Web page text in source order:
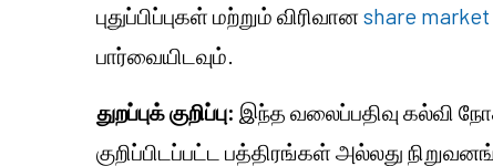
புதுப்பிப்புகள் மற்றும் விரிவானshare
பார்வையிடவும்.
துறப்புக் குறிப்பு: இந்த வலைப்பதிவு கல்வி
குறிப்பிடப்பட்ட பத்திரங்கள் அல்லது